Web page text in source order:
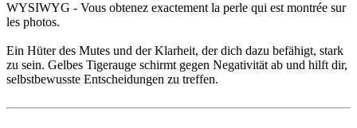
WYSIWYG - Vous obtenez exactement la perle qui est montrée sur
les photos.
Ein Hüter des Mutes und der Klarheit, der dich dazu befähigt, stark
zu sein. Gelbes Tigerauge schirmt gegen Negativität ab und hilft dir,
selbstbewusste Entscheidungen zu treffen.